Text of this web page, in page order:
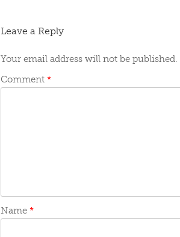
Leave a Reply
Your email address will not be published.
Comment *
Name *